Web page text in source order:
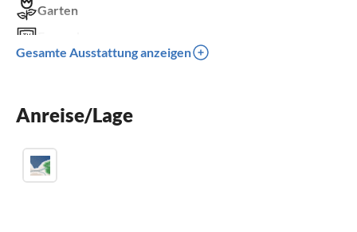
Garten
Spülmaschine
Sauna
Gesamte Ausstattung anzeigen
Anreise/Lage